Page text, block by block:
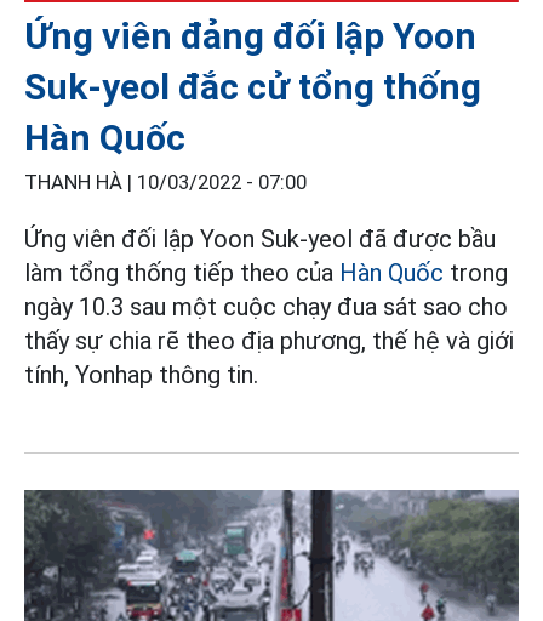
Ứng viên đảng đối lập Yoon
Suk-yeol đắc cử tổng thống
Hàn Quốc
THANH HÀ | 10/03/2022 - 07:00
Ứng viên đối lập Yoon Suk-yeol đã được bầu
làm tổng thống tiếp theo của Hàn Quốc trong
ngày 10.3 sau một cuộc chạy đua sát sao cho
thấy sự chia rẽ theo địa phương, thế hệ và giới
tính, Yonhap thông tin.